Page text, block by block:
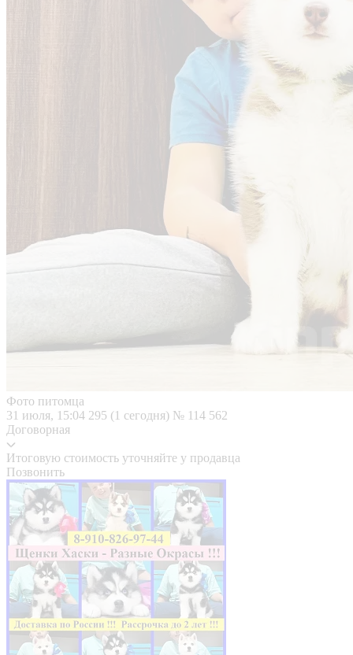
Фото питомца
31 июля, 15:04 295 (1 сегодня) № 114 562
Договорная
Итоговую стоимость уточняйте у продавца
Позвонить